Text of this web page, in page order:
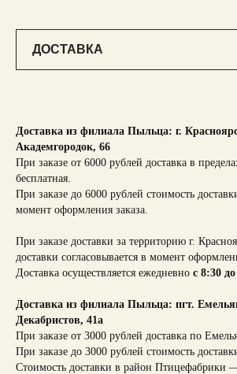
Доставка из филиала Пыльца: г.
Академгородок, 66
При заказе от 6000 рублей доставка в
бесплатная.
При заказе до 6000 рублей стоимость
момент оформления заказа.
При заказе доставки за территорию г.
доставки согласовывается в момент
Доставка осуществляется ежедневно с 8:30
Доставка из филиала Пыльца: пгт.
Декабристов, 41а
При заказе от 3000 рублей доставка по
При заказе до 3000 рублей стоимость
Стоимость доставки в район Птицефабрики